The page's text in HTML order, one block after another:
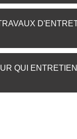
QUI